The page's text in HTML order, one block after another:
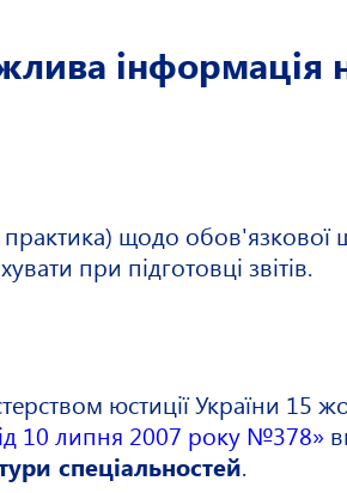
інформація
щодо обов'язкової
при підготовці звітів.
юстиції України 15
10 липня 2007 року №378»
спеціальностей.